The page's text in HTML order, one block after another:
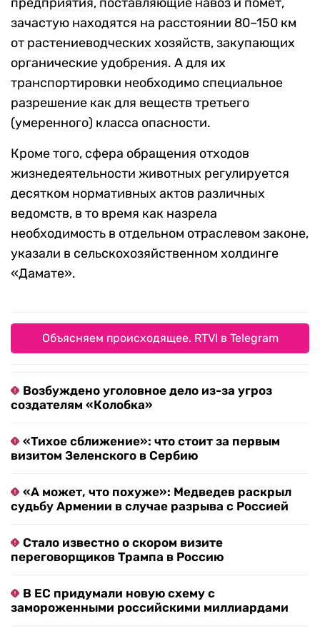
зачастую находятся на расстоянии 80–150 км
от растениеводческих хозяйств, закупающих
органические удобрения. А для их
транспортировки необходимо специальное
разрешение как для веществ третьего
(умеренного) класса опасности.
Кроме того, сфера обращения отходов
жизнедеятельности животных регулируется
десятком нормативных актов различных
ведомств, в то время как назрела
необходимость в отдельном отраслевом законе,
указали в сельскохозяйственном холдинге
«Дамате».
Объясняем происходящее. RTVI в Telegram
Возбуждено уголовное дело из-за угроз
создателям «Колобка»
«Тихое сближение»: что стоит за первым
визитом Зеленского в Сербию
«А может, что похуже»: Медведев раскрыл
судьбу Армении в случае разрыва с Россией
Стало известно о скором визите
переговорщиков Трампа в Россию
В ЕС придумали новую схему с
замороженными российскими миллиардами